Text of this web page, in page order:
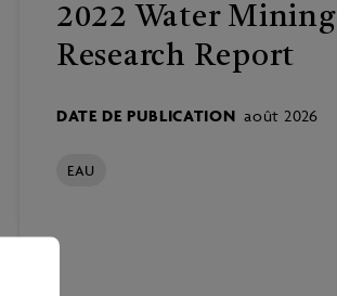
2022 Water Mining
Research Report
DATE DE PUBLICATION août 2026
EAU